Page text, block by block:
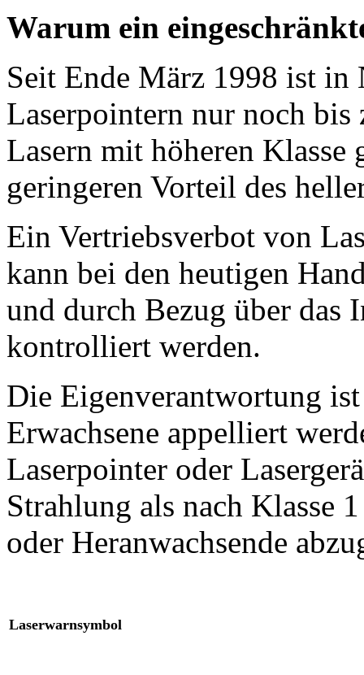
Warum ein
Seit Ende März 1998 ist in
Laserpointern nur noch bis
Lasern mit höheren Klasse
geringeren Vorteil des
Ein Vertriebsverbot von
kann bei den heutigen
und durch Bezug über das
kontrolliert werden.
Die Eigenverantwortung
Erwachsene appelliert
Laserpointer oder
Strahlung als nach Klasse
oder Heranwachsende
Laserwarnsymbol